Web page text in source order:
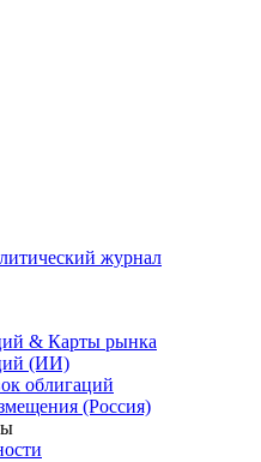
журнал
& Карты рынка
(ИИ)
облигаций
(Россия)